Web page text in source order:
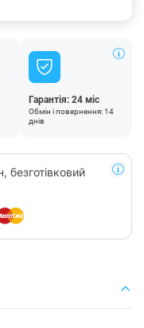
Гарантія: 24 міс
Обмін і повернення: 14
днів
безготівковий